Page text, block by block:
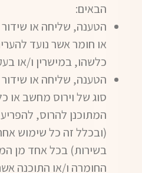
הבאים:
הטענה, שליחה או
או חומר אשר נועד
כלשהו, במישרין ו/או
הטענה, שליחה או
סוג של וירוס מחשב או
המתוכנן להרוס,
(ובכלל זה כל שימוש
בשירות) בכל אחד מן
החומרה ו/או התוכנה